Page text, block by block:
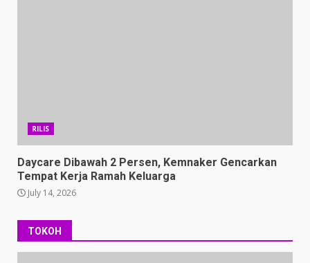
RILIS
Daycare Dibawah 2 Persen, Kemnaker Gencarkan
Tempat Kerja Ramah Keluarga
July 14, 2026
TOKOH